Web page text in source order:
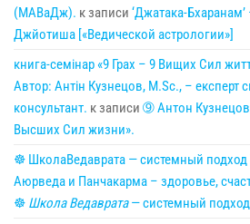
(МАВаДж). к записи ‘Джатака-
Джйотиша [«Ведической астрологии»]
книга-семінар «9 Грах – 9 Вищих Сил
Автор: Антін Кузнецов, M.Sc., – експерт
консультант. к записи ➈ Антон
Высших Сил жизни».
☸ ШколаВедаврата — системный
Аюрведа и Панчакарма – здоровье,
☸ Школа Ведаврата— системный подход